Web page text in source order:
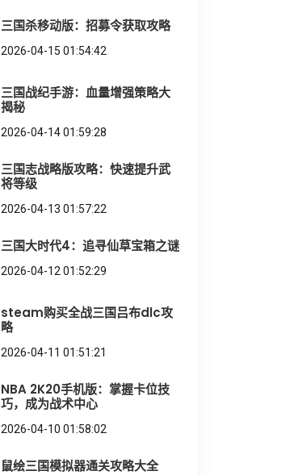
三国杀移动版：招募令获取攻略
2026-04-15 01:54:42
三国战纪手游：血量增强策略大
揭秘
2026-04-14 01:59:28
三国志战略版攻略：快速提升武
将等级
2026-04-13 01:57:22
三国大时代4：追寻仙草宝箱之谜
2026-04-12 01:52:29
steam购买全战三国吕布dlc攻
略
2026-04-11 01:51:21
NBA 2K20手机版：掌握卡位技
巧，成为战术中心
2026-04-10 01:58:02
鼠绘三国模拟器通关攻略大全